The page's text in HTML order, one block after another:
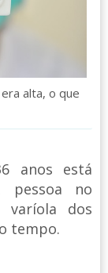
alta, o que
anos está
pessoa no
dos
tempo.